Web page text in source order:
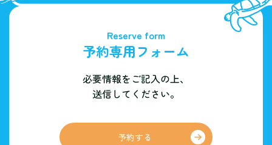
Reserve form
予約専用フォーム
必要情報をご記入の上、
送信してください。
予約する